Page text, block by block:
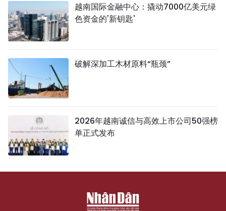
越南国际金融中心：撬动7000亿美元绿
色资金的'新钥匙'
破解深加工木材原料“瓶颈”
2026年越南诚信与高效上市公司50强榜
单正式发布